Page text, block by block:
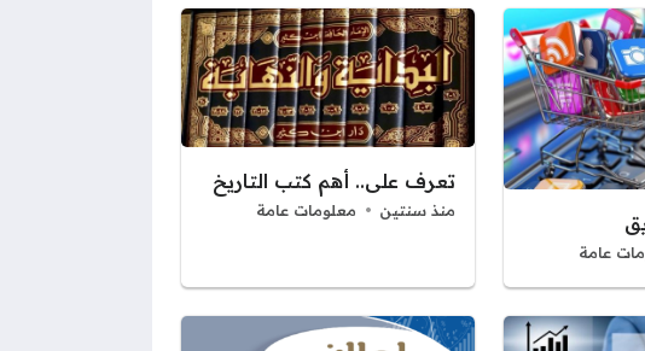
عامة
تعرف على.. أهم كتب التاريخ
منذ سنتين معلومات عامة